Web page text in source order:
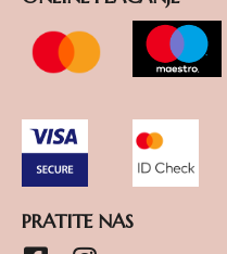
PRATITE NAS